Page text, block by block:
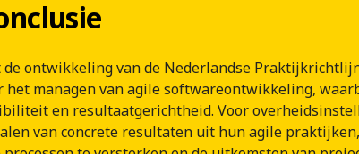
de ontwikkeling van de Nederlandse
het managen van agile softwareontwikkeling,
en resultaatgerichtheid. Voor
van concrete resultaten uit hun agile